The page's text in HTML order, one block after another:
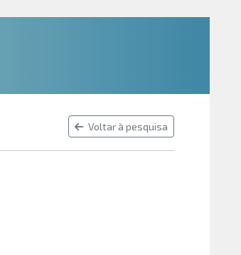
Voltar à pesquisa